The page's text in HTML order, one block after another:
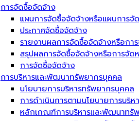
การจัดซื้อจัดจ้าง
แผนการจัดซื้อจัดจ้างหรือแผนการจั
ประกาศจัดซื้อจัดจ้าง
รายงานผลการจัดซื้อจัดจ้างหรือกา
สรุปผลการจัดซื้อจัดจ้างหรือการจัด
การจัดซื้อจัดจ้าง
การบริหารและพัฒนาทรัพยากรบุคคล
นโยบายการบริหารทรัพยากรบุคคล
การดำเนินการตามนโยบายการบริ
หลักเกณฑ์การบริหารและพัฒนาทรั